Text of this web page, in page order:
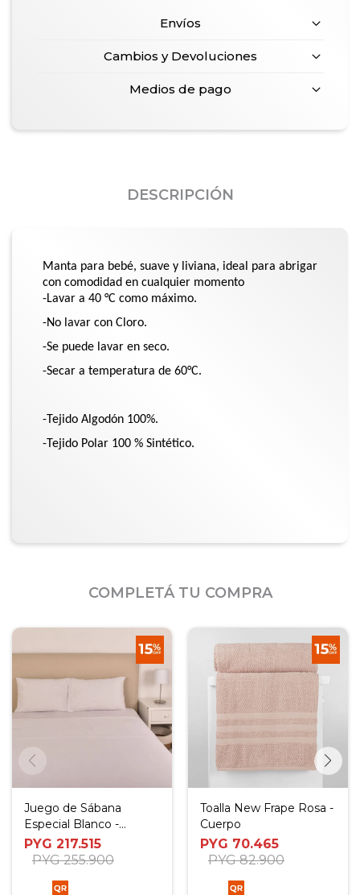
Envíos
Cambios y Devoluciones
Medios de pago
DESCRIPCIÓN
Manta para bebé, suave y liviana, ideal para abrigar
con comodidad en cualquier momento
-Lavar a 40 °C como máximo.
-No lavar con Cloro.
-Se puede lavar en seco.
-Secar a temperatura de 60°C.
-Tejido Algodón 100%.
-Tejido Polar 100 % Sintético.
COMPLETÁ TU COMPRA
Juego de Sábana
Especial Blanco -
Camera
PYG 217.515
PYG 255.900
Toalla New Frape Rosa -
Cuerpo
PYG 70.465
PYG 82.900